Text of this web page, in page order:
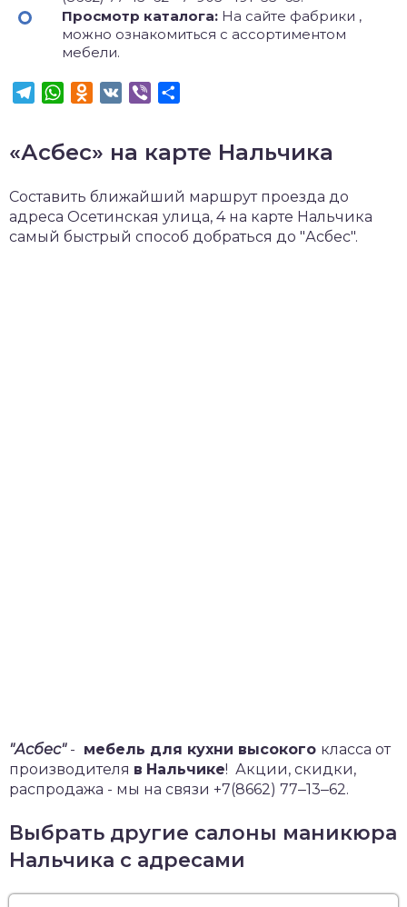
Просмотр каталога: На сайте фабрики ,
можно ознакомиться с ассортиментом
мебели.
TelegramWhatsApp
Odnoklassniki
VK Viber
«Асбес» на карте Нальчика
Составить ближайший маршрут проезда до
адреса Осетинская улица, 4 на карте Нальчика
самый быстрый способ добраться до "Асбес".
"Асбес"- мебель для кухни высокого класса от
производителя в Нальчике! Акции, скидки,
распродажа - мы на связи +7(8662) 77‒13‒62.
Выбрать другие салоны маникюра
Нальчика с адресами